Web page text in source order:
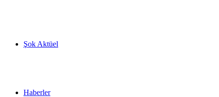
Şok Aktüel
Haberler